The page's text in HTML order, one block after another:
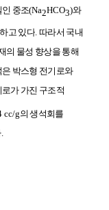
중조(Na2HCO3)와
고 있다. 따라서 국내
의 물성 향상을 통해
은 박스형 전기로와
가 가진 구조적
cc/g의 생석회를
.